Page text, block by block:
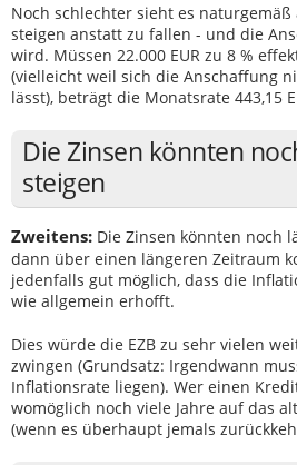
Noch schlechter sieht es naturgemäß
steigen anstatt zu fallen - und die
wird. Müssen 22.000 EUR zu 8 %
(vielleicht weil sich die Anschaffung
lässt), beträgt die Monatsrate 443,15
Die Zinsen könnten
steigen
Zweitens: Die Zinsen könnten noch
dann über einen längeren Zeitraum
jedenfalls gut möglich, dass die
wie allgemein erhofft.
Dies würde die EZB zu sehr vielen
zwingen (Grundsatz: Irgendwann
Inflationsrate liegen). Wer einen
womöglich noch viele Jahre auf das
(wenn es überhaupt jemals